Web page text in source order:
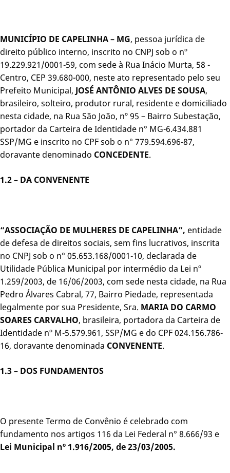
MUNICÍPIO DE CAPELINHA – MG, pessoa jurídica de
direito público interno, inscrito no CNPJ sob o nº
19.229.921/0001-59, com sede à Rua Inácio Murta, 58 -
Centro, CEP 39.680-000, neste ato representado pelo seu
Prefeito Municipal, JOSÉ ANTÔNIO ALVES DE SOUSA,
brasileiro, solteiro, produtor rural, residente e domiciliado
nesta cidade, na Rua São João, nº 95 – Bairro Subestação,
portador da Carteira de Identidade n° MG-6.434.881
SSP/MG e inscrito no CPF sob o n° 779.594.696-87,
doravante denominado CONCEDENTE.
1.2 – DA CONVENENTE
“ASSOCIAÇÃO DE MULHERES DE CAPELINHA”, entidade
de defesa de direitos sociais, sem fins lucrativos, inscrita
no CNPJ sob o n° 05.653.168/0001-10, declarada de
Utilidade Pública Municipal por intermédio da Lei nº
1.259/2003, de 16/06/2003, com sede nesta cidade, na Rua
Pedro Álvares Cabral, 77, Bairro Piedade, representada
legalmente por sua Presidente, Sra. MARIA DO CARMO
SOARES CARVALHO, brasileira, portadora da Carteira de
Identidade nº M-5.579.961, SSP/MG e do CPF 024.156.786-
16, doravante denominada CONVENENTE.
1.3 – DOS FUNDAMENTOS
O presente Termo de Convênio é celebrado com
fundamento nos artigos 116 da Lei Federal n° 8.666/93 e
Lei Municipal nº 1.916/2005, de 23/03/2005.